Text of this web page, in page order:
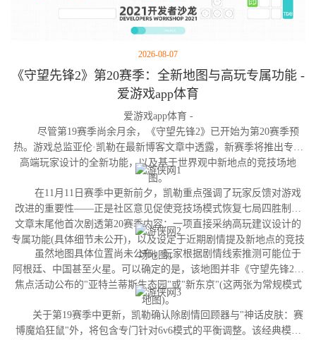
2026-08-07
《守望先锋2》第20赛季：全新地图与高玩专属功能 -
爱游戏app体育
爱游戏app体育 -
尽管第19赛季尚余月余，《守望先锋2》已开始为第20赛季预
热。游戏总监亚伦·凯勒在最新博客文章中透露，新赛季将推出专为
高端玩家设计的全新功能，以及基于世界观中新地点的竞技场地
图。
在11月11日赛季中更新前夕，凯勒重点强调了玩家反馈对游戏
改进的重要性——正是社区意见促使竞技场模式恢复七局四胜制。
文章末尾他首次剧透第20赛季内容：一项直接采纳高玩建议设计的
专属功能(具体细节未公开)，以及设定于近期剧情提及新地点的竞技
场地图。
虽然地图具体位置尚未公布，玩家根据剧情线索推测可能位于
阿根廷、中国甚至火星。可以确定的是，该地图并非《守望先锋2》
焦点活动公布的"亚特兰蒂斯生态园"或"新东京"(这两张为常规模式
地图)。
关于第19赛季中更新，凯勒确认除剧情回顾器与"神话皮肤：赛
博魔焰狂鼠"外，将包含专门针对6v6模式的平衡调整。该经典模式